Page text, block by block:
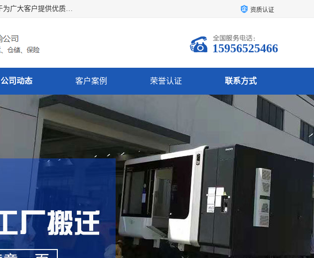
安徽信多多吊装搬运有限公司，主营吊装搬运,工厂搬迁，叉车出租，公司地址位于安徽合肥瑶海，致力于为广大客户提供优质的产品/服务，如果您对我公司的产品服务感兴趣，请联系[安徽信多多吊装搬运有限公司]，期待您的来电。 资质认证
15956525466
公司动态 客户案例 荣誉认证 联系方式